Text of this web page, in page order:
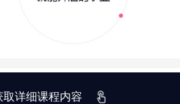
取详细课程内容